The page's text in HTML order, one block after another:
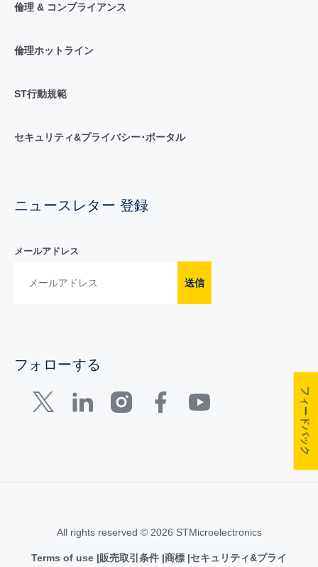
倫理 & コンプライアンス
倫理ホットライン
ST行動規範
セキュリティ&プライバシー･ポータル
ニュースレター 登録
メールアドレス
送信
フォローする
All rights reserved © 2026 STMicroelectronics
Terms of use 販売取引条件 商標 セキュリティ&プライ
フィードバック